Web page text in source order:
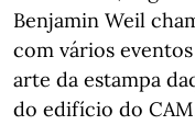
Benjamin Weil
com vários
arte da estampa
do edifício do